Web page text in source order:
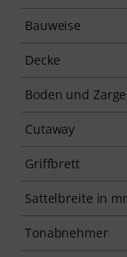
Bauweise
Decke
Boden und
Cutaway
Griffbrett
Sattelbreite in
Tonabnehmer